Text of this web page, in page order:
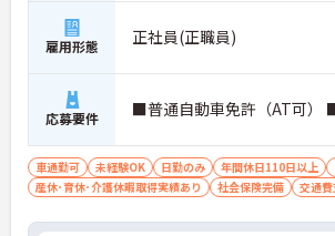
雇用形態 正社員(正職員)
応募要件 ■普通自動車免許（AT可）
車通勤可 未経験OK 日勤のみ 年間休日110日以上
産休･育休･介護休暇取得実績あり
社会保険完備 交通